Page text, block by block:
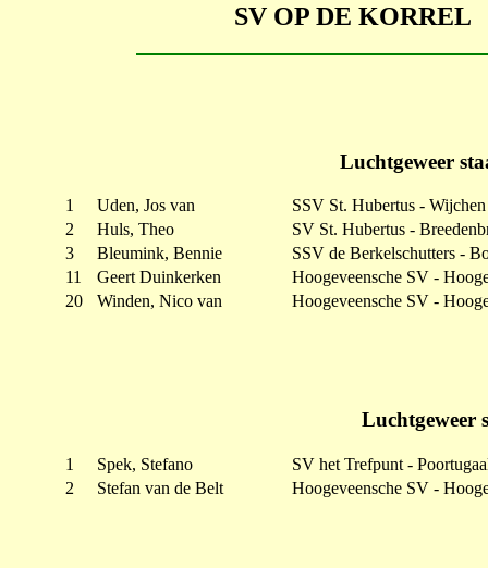
SV OP DE
Luchtgeweer
1 Uden, Jos van
SSV St. Hubertus - Wijchen
2
Huls, Theo
SV St. Hubertus -
3
Bleumink, Bennie
SSV de Berkelschutters -
11
Geert Duinkerken
Hoogeveensche SV -
20
Winden, Nico van Hoogeveensche SV -
Luchtgeweer
1 Spek, Stefano
SV het Trefpunt -
2
Stefan van de Belt Hoogeveensche SV -